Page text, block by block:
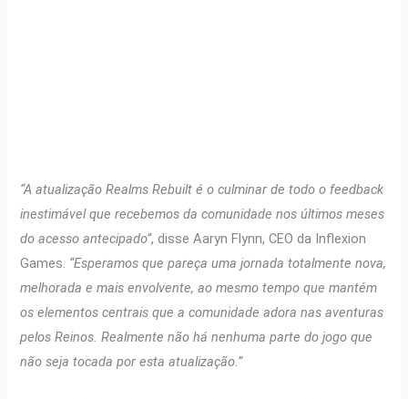
“A atualização Realms Rebuilt é o culminar de todo o feedback
inestimável que recebemos da comunidade nos últimos meses
do acesso antecipado”, disse Aaryn Flynn, CEO da Inflexion
Games. “Esperamos que pareça uma jornada totalmente nova,
melhorada e mais envolvente, ao mesmo tempo que mantém
os elementos centrais que a comunidade adora nas aventuras
pelos Reinos. Realmente não há nenhuma parte do jogo que
não seja tocada por esta atualização.”